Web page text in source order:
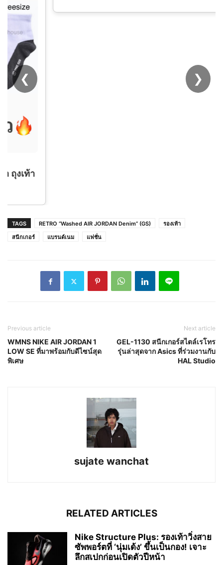
[ มาใหม่ ] รองเท้าผ้าใบสุดชิค สีใหม่ครีมดำ สวย
❮ ❯
TAGS RETRO “Washed AIR JORDAN Denim” (GS)
รองเท้า
สนีกเกอร์
แบรนด์เนม แฟชั่น
Previous article
WMNS NIKE AIR JORDAN 1
LOW SE ที่มาพร้อมกับดีไซน์สุด
พิเศษ
Next article
GEL-1130 สนีกเกอร์สไตล์เรโทร
รุ่นล่าสุดจาก Asics ที่ร่วมงานกับ
HAL Studio
sujate wanchat
RELATED ARTICLES
Nike Structure Plus: รองเท้าวิ่งสาย
ซัพพอร์ตที่ ‘นุ่มเด้ง’ ขึ้นเป็นกอง! เจาะ
ลึกสเปกก่อนเปิดตัวปีหน้า